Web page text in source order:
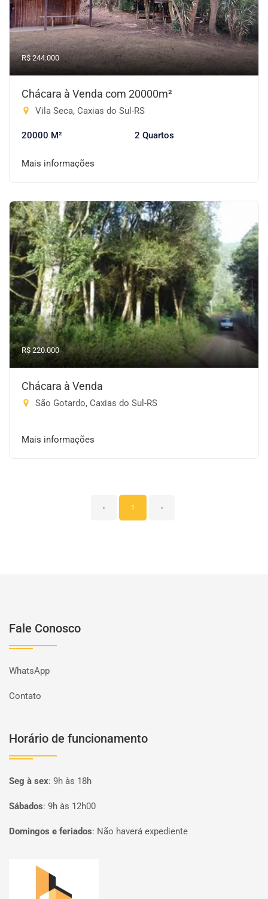
R$ 244.000
Chácara à Venda com 20000m²
Vila Seca, Caxias do Sul-RS
20000 M² 2 Quartos
Mais informações
R$ 220.000
Chácara à Venda
São Gotardo, Caxias do Sul-RS
Mais informações
‹ 1 ›
Fale Conosco
WhatsApp
Contato
Horário de funcionamento
Seg à sex: 9h às 18h
Sábados: 9h às 12h00
Domingos e feriados: Não haverá expediente
Página inicial